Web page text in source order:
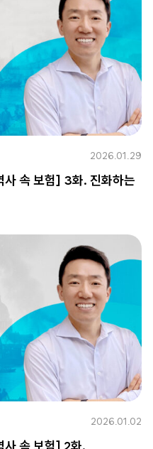
2026.01.29
사 속 보험] 3화. 진화하는
2026.01.02
사 속 보험] 2화.